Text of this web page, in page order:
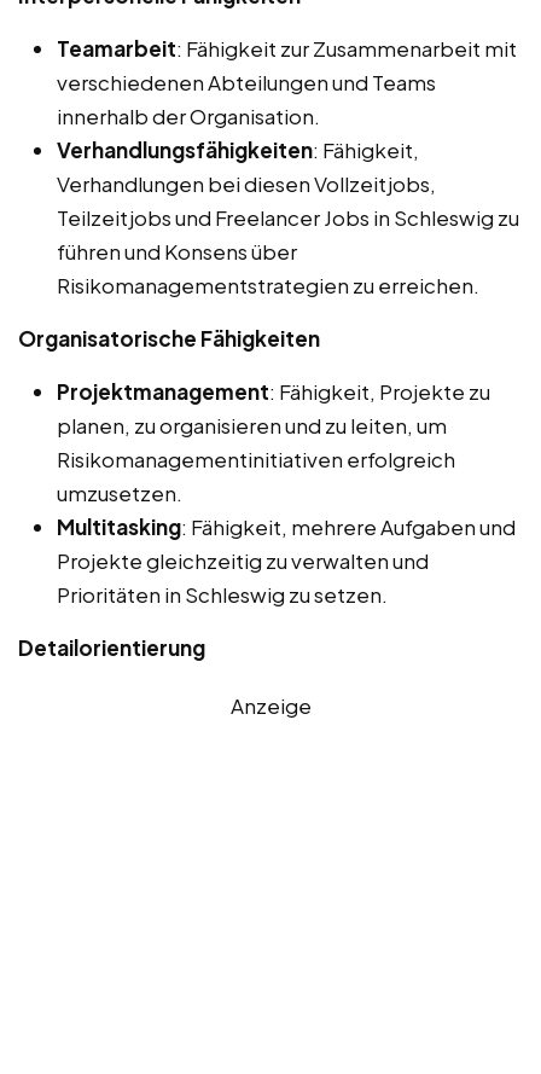
Teamarbeit: Fähigkeit zur Zusammenarbeit mit
verschiedenen Abteilungen und Teams
innerhalb der Organisation.
Verhandlungsfähigkeiten: Fähigkeit,
Verhandlungen bei diesen Vollzeitjobs,
Teilzeitjobs und Freelancer Jobs in Schleswig zu
führen und Konsens über
Risikomanagementstrategien zu erreichen.
Organisatorische Fähigkeiten
Projektmanagement: Fähigkeit, Projekte zu
planen, zu organisieren und zu leiten, um
Risikomanagementinitiativen erfolgreich
umzusetzen.
Multitasking: Fähigkeit, mehrere Aufgaben und
Projekte gleichzeitig zu verwalten und
Prioritäten in Schleswig zu setzen.
Detailorientierung
Anzeige